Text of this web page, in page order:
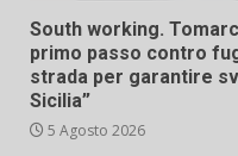
South working.
primo passo contro
strada per garantire
Sicilia”
5 Agosto 2026